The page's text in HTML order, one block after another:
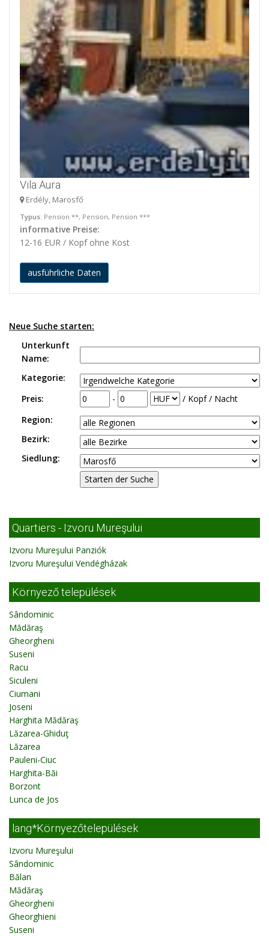
Vila Aura
Erdély, Marosfő
Typus: Pension **, Pension, Pension ***
informative Preise:
12-16 EUR / Kopf ohne Kost
ausführliche Daten
Neue Suche starten:
Unterkunft
Name:
Kategorie:
Preis:
-
/ Kopf / Nacht
Region:
Bezirk:
Siedlung:
Quartiers - Izvoru Mureşului
Izvoru Mureşului Panziók
Izvoru Mureşului Vendégházak
Környező települések
Sândominic
Mădăraş
Gheorgheni
Suseni
Racu
Siculeni
Ciumani
Joseni
Harghita Mădăraş
Lăzarea-Ghiduţ
Lăzarea
Pauleni-Ciuc
Harghita-Băi
Borzont
Lunca de Jos
lang*Környezőtelepülések
Izvoru Mureşului
Sândominic
Bălan
Mădăraş
Gheorgheni
Gheorghieni
Suseni